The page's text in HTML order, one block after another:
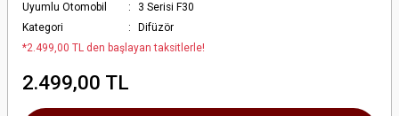
Uyumlu Otomobil
3 Serisi F30
Kategori
Difüzör
*2.499,00 TL den başlayan taksitlerle!
2.499,00 TL